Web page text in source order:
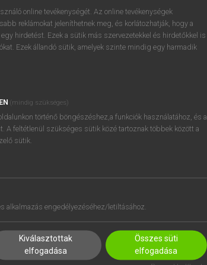
online tevékenységét. Az online tevékenységek
reklámokat jeleníthetnek meg, és korlátozhatják, hogy a
hirdetést. Ezek a sütik más szervezetekkel és hirdetőkkel is
Ezek állandó sütik, amelyek szinte mindig egy harmadik
(mindig szükséges)
történő böngészéshez,a funkciók használatához, és a
A feltétlenül szükséges sütik közé tartoznak többek között a
sütik.
alkalmazás engedélyezéséhez/letiltásához.
Kiválasztottak
elfogadása
Összes süti
elfogadása